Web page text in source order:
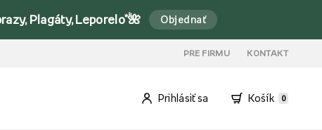
Plagáty, Leporelo*🌺 Objednať
PRE FIRMU KONTAKT
Prihlásiť sa Košík 0